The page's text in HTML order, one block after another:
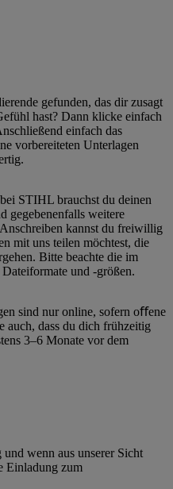
gefunden, das dir zusagt
hast? Dann klicke einfach
einfach das
vorbereiteten Unterlagen
STIHL brauchst du deinen
gegebenenfalls weitere
kannst du freiwillig
mit uns teilen möchtest, die
Bitte beachte die im
und -größen.
sind nur online, sofern oﬀene
auch, dass du dich frühzeitig
3–6 Monate vor dem
wenn aus unserer Sicht
Einladung zum